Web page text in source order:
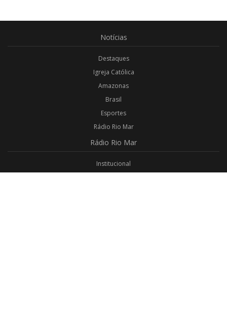
Notícias
Destaques
Igreja Católica
Amazonas
Brasil
Esportes
Rádio Rio Mar
Rádio Rio Mar
Institucional